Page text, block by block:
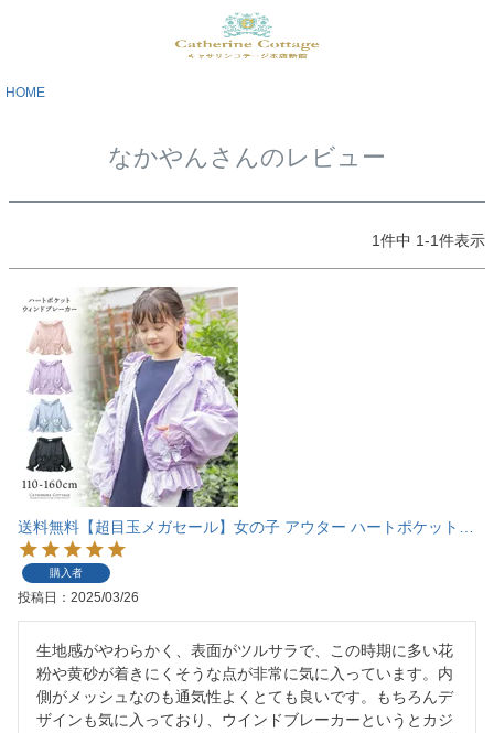
HOME
なかやんさんのレビュー
1件中 1-1件表示
送料無料【超目玉メガセール】女の子 アウター ハートポケットウインドブレーカー カジュアル フードあり 春 秋 薄手 ライトアウター 羽織り メッシュ キッズ TAK キャサリンコテージ
購入者
投稿日 2025/03/26
生地感がやわらかく、表面がツルサラで、この時期に多い花
粉や黄砂が着きにくそうな点が非常に気に入っています。内
側がメッシュなのも通気性よくとても良いです。もちろんデ
ザインも気に入っており、ウインドブレーカーというとカジ